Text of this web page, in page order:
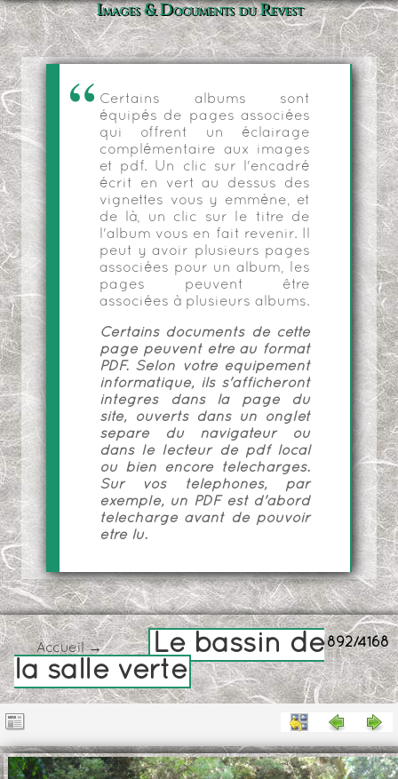
Images & Documents du Revest
Certains albums sont
équipés de pages associées
qui offrent un éclairage
complémentaire aux images
et pdf. Un clic sur l'encadré
écrit en vert au dessus des
vignettes vous y emmène, et
de là, un clic sur le titre de
l'album vous en fait revenir. Il
peut y avoir plusieurs pages
associées pour un album, les
pages peuvent être
associées à plusieurs albums.
Certains documents de cette
page peuvent être au format
PDF. Selon votre équipement
informatique, ils s'afficheront
intégrés dans la page du
site, ouverts dans un onglet
séparé du navigateur ou
dans le lecteur de pdf local
ou bien encore téléchargés.
Sur vos téléphones, par
exemple, un PDF est d'abord
téléchargé avant de pouvoir
être lu.
892/4168
Accueil→
Le bassin de
la salle verte